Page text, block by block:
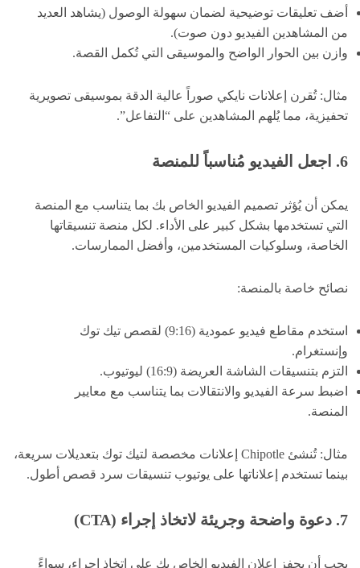
أضف تعليقات توضيحية لضمان سهولة الوصول (يشاهد العديد
من المشاهدين الفيديو دون صوت).
وازن بين الحوار الواضح والموسيقى التي تُكمل القصة.
مثال: تُقرن إعلانات نايكي صوراً عالية الدقة بموسيقى تصويرية
تحفيزية، مما يُلهم المشاهدين على “التفاعل”.
6. اجعل الفيديو مُناسباً للمنصة
يمكن أن يُؤثر تصميم الفيديو الخاص بك بما يتناسب مع المنصة
التي تستخدمها بشكل كبير على الأداء. لكل منصة تنسيقاتها
الخاصة، وسلوكيات المستخدمين، وأفضل الممارسات.
نصائح خاصة بالمنصة:
استخدم مقاطع فيديو عمودية (9:16) لقصص تيك توك
وإنستغرام.
التزم بتنسيقات الشاشة العريضة (16:9) ليوتيوب.
اضبط سرعة الفيديو والانتقالات بما يتناسب مع معايير
المنصة.
مثال: تُنشئ Chipotle إعلانات مخصصة لتيك توك بتعديلات سريعة،
بينما تستخدم إعلاناتها على يوتيوب تنسيقات سرد قصص أطول.
7. دعوة واضحة وجريئة لاتخاذ إجراء (CTA)
يجب أن يحفز إعلان الفيديو الخاص بك على اتخاذ إجراء، سواءً